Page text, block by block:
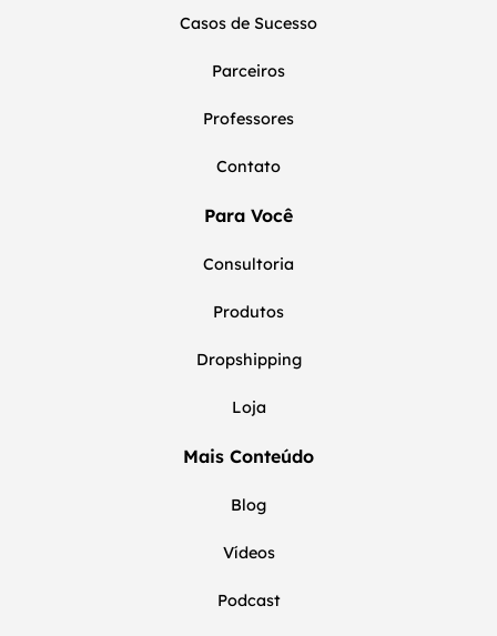
Casos de Sucesso
Parceiros
Professores
Contato
Para Você
Consultoria
Produtos
Dropshipping
Loja
Mais Conteúdo
Blog
Vídeos
Podcast